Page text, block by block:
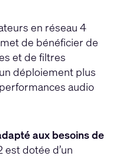
en réseau 4
de bénéficier de
et de filtres
déploiement plus
audio
aux besoins de
est dotée d’un